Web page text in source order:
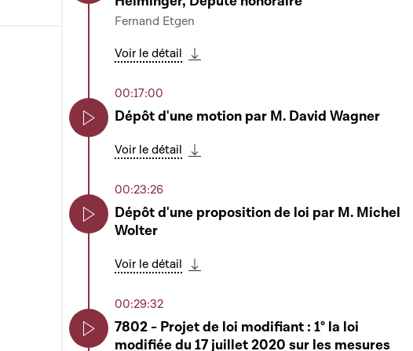
Fernand Etgen
Voir le détail
Play
00:17:00
Dépôt d'une motion par M. David Wagner
Voir le détail
Play
00:23:26
Dépôt d'une proposition de loi par M. Michel
Wolter
Voir le détail
00:29:32
7802 - Projet de loi modifiant : 1° la loi
modifiée du 17 juillet 2020 sur les mesures